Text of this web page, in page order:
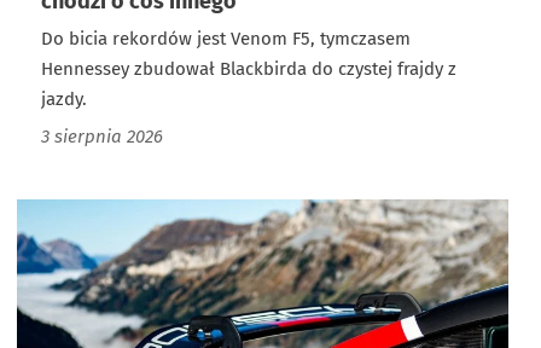
Do bicia rekordów jest Venom F5, tymczasem
Hennessey zbudował Blackbirda do czystej frajdy z
jazdy.
3 sierpnia 2026